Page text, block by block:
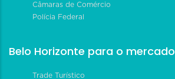
Câmaras de Comércio
Polícia Federal
Belo Horizonte para o mercado
Trade Turístico